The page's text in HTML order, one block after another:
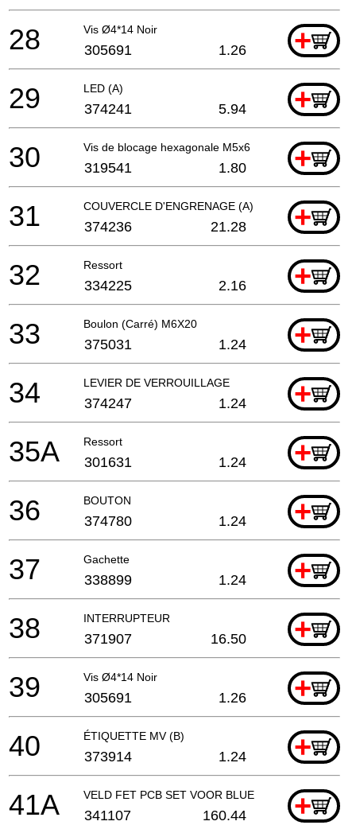
Vis Ø4*14 Noir +
28 305691 1.26
LED (A) +
29 374241 5.94
Vis de blocage hexagonale M5x6 +
30 319541 1.80
COUVERCLE D'ENGRENAGE (A) +
31 374236 21.28
Ressort +
32 334225 2.16
Boulon (Carré) M6X20 +
33 375031 1.24
LEVIER DE VERROUILLAGE +
34 374247 1.24
Ressort +
35A 301631 1.24
BOUTON +
36 374780 1.24
Gachette +
37 338899 1.24
INTERRUPTEUR +
38 371907 16.50
Vis Ø4*14 Noir +
39 305691 1.26
ÉTIQUETTE MV (B) +
40 373914 1.24
VELD FET PCB SET VOOR BLUETOOTH (OUD
+
41A 341107 160.44